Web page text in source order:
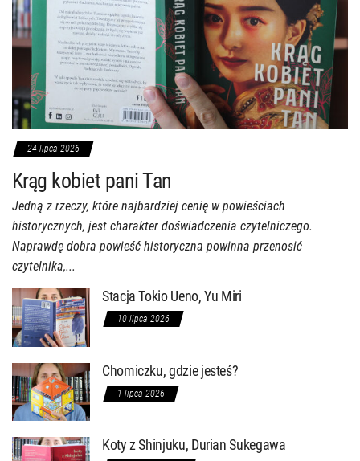
24 lipca 2026
Krąg kobiet pani Tan
Jedną z rzeczy, które najbardziej cenię w powieściach
historycznych, jest charakter doświadczenia czytelniczego.
Naprawdę dobra powieść historyczna powinna przenosić
czytelnika,...
Stacja Tokio Ueno, Yu Miri
10 lipca 2026
Chomiczku, gdzie jesteś?
1 lipca 2026
Koty z Shinjuku, Durian Sukegawa